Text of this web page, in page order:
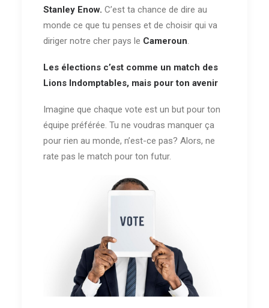
Stanley Enow. C’est ta chance de dire au
monde ce que tu penses et de choisir qui va
diriger notre cher pays le Cameroun.
Les élections c’est comme un match des
Lions Indomptables, mais pour ton avenir
Imagine que chaque vote est un but pour ton
équipe préférée. Tu ne voudras manquer ça
pour rien au monde, n’est-ce pas? Alors, ne
rate pas le match pour ton futur.